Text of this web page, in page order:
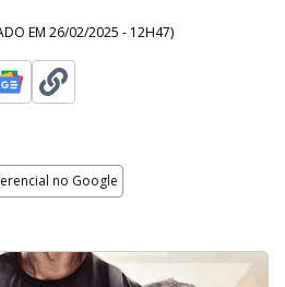
EM 26/02/2025 - 12H47)
no Google